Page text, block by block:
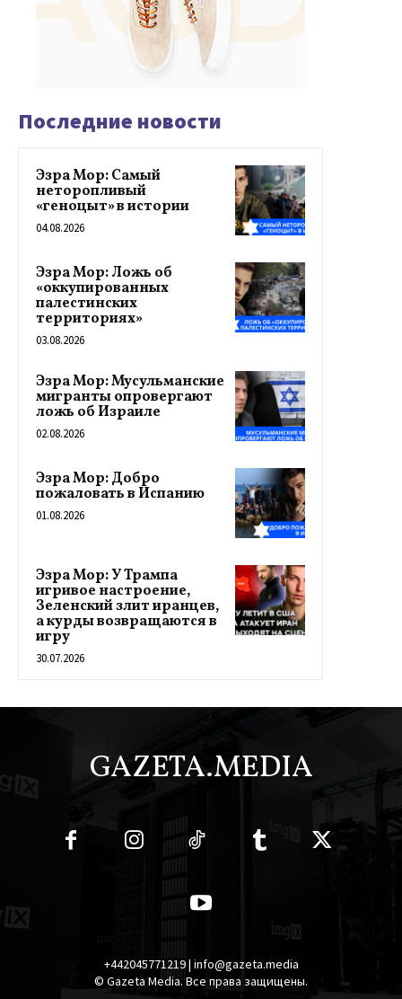
Последние новости
Эзра Мор: Самый
неторопливый
«геноцыт» в истории
04.08.2026
Эзра Мор: Ложь об
«оккупированных
палестинских
территориях»
03.08.2026
Эзра Мор: Мусульманские
мигранты опровергают
ложь об Израиле
02.08.2026
Эзра Мор: Добро
пожаловать в Испанию
01.08.2026
Эзра Мор: У Трампа
игривое настроение,
Зеленский злит иранцев,
а курды возвращаются в
игру
30.07.2026
GAZETA.MEDIA
+442045771219 | info@gazeta.media
© Gazeta Media. Все права защищены.